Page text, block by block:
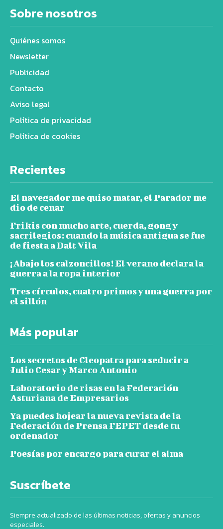
Sobre nosotros
Quiénes somos
Newsletter
Publicidad
Contacto
Aviso legal
Política de privacidad
Política de cookies
Recientes
El navegador me quiso matar, el Parador me
dio de cenar
Frikis con mucho arte, cuerda, gong y
sacrilegios: cuando la música antigua se fue
de fiesta a Dalt Vila
¡Abajo los calzoncillos! El verano declara la
guerra a la ropa interior
Tres círculos, cuatro primos y una guerra por
el sillón
Más popular
Los secretos de Cleopatra para seducir a
Julio Cesar y Marco Antonio
Laboratorio de risas en la Federación
Asturiana de Empresarios
Ya puedes hojear la nueva revista de la
Federación de Prensa FEPET desde tu
ordenador
Poesías por encargo para curar el alma
Suscríbete
Siempre actualizado de las últimas noticias, ofertas y anuncios
especiales.